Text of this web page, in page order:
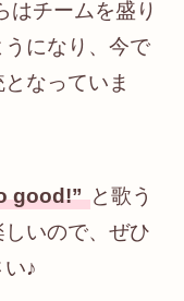
はチームを盛り
になり、今で
なっていま
good!”と歌う
いので、ぜひ
♪